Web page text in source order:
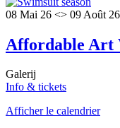
08 Mai 26 <> 09 Août 26
Affordable Art
Galerij
Info & tickets
Afficher le calendrier